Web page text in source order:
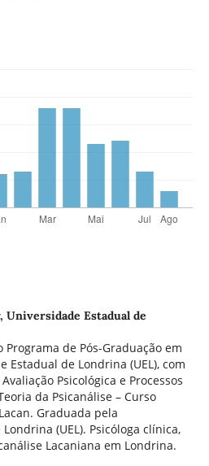
Universidade Estadual de
de Pós-Graduação em
Estadual de Londrina (UEL), com
Psicológica e Processos
da Psicanálise – Curso
Graduada pela
(UEL). Psicóloga clínica,
Lacaniana em Londrina.